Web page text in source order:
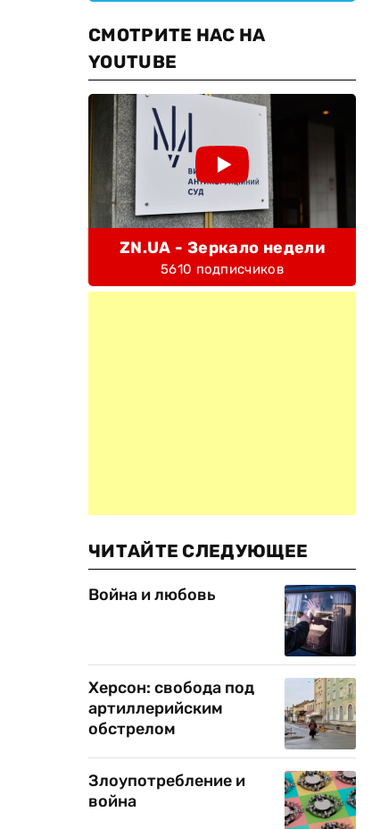
СМОТРИТЕ НАС НА
YOUTUBE
ZN.UA - Зеркало недели
5610 подписчиков
ЧИТАЙТЕ СЛЕДУЮЩЕЕ
Война и любовь
Херсон: свобода под
артиллерийским
обстрелом
Злоупотребление и
война